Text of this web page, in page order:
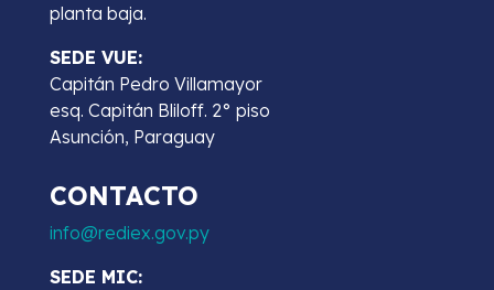
planta baja.
SEDE VUE:
Capitán Pedro Villamayor
esq. Capitán Bliloff. 2° piso
Asunción, Paraguay
CONTACTO
info@rediex.gov.py
SEDE MIC: